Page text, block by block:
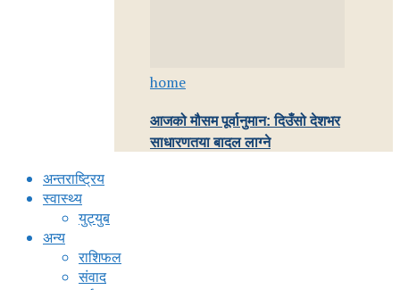
home
आजको मौसम पूर्वानुमान: दिउँसो देशभर
साधारणतया बादल लाग्ने
अन्तराष्ट्रिय
स्वास्थ्य
युट्युब
अन्य
राशिफल
संवाद